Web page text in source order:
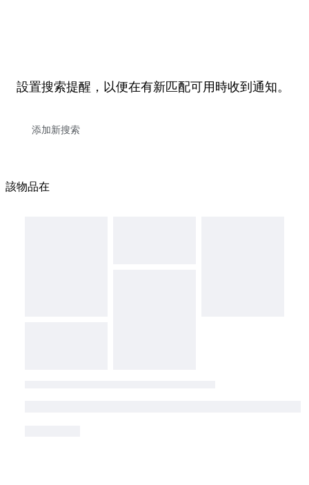
設置搜索提醒，以便在有新匹配可用時收到通知。
該物品在